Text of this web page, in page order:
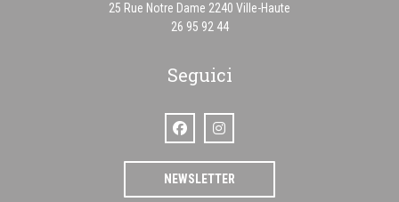
25 Rue Notre Dame 2240 Ville-Haute
26 95 92 44
Seguici
Facebook ((apre una nuova finestra))
Instagram ((apre una nuova
NEWSLETTER